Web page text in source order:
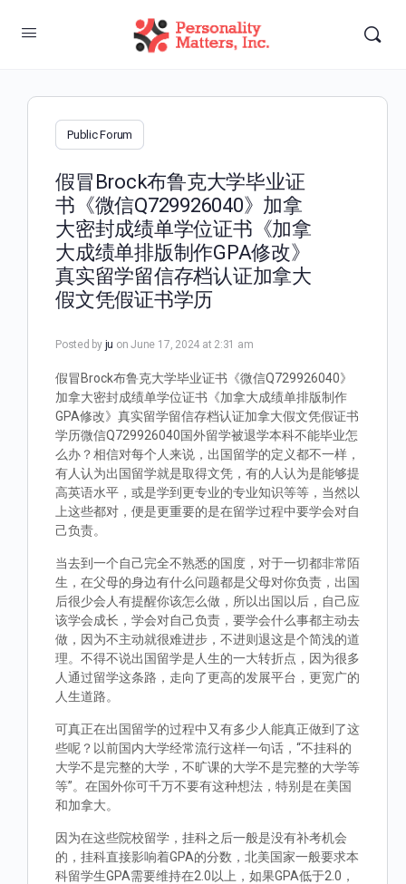
Public Forum
假冒Brock布鲁克大学毕业证
书《微信Q729926040》加拿
大密封成绩单学位证书《加拿
大成绩单排版制作GPA修改》
真实留学留信存档认证加拿大
假文凭假证书学历
Posted by ju on June 17, 2024 at 2:31 am
假冒Brock布鲁克大学毕业证书《微信Q729926040》
加拿大密封成绩单学位证书《加拿大成绩单排版制作
GPA修改》真实留学留信存档认证加拿大假文凭假证书
学历微信Q729926040国外留学被退学本科不能毕业怎
么办？相信对每个人来说，出国留学的定义都不一样，
有人认为出国留学就是取得文凭，有的人认为是能够提
高英语水平，或是学到更专业的专业知识等等，当然以
上这些都对，便是更重要的是在留学过程中要学会对自
己负责。
当去到一个自己完全不熟悉的国度，对于一切都非常陌
生，在父母的身边有什么问题都是父母对你负责，出国
后很少会人有提醒你该怎么做，所以出国以后，自己应
该学会成长，学会对自己负责，要学会什么事都主动去
做，因为不主动就很难进步，不进则退这是个简浅的道
理。不得不说出国留学是人生的一大转折点，因为很多
人通过留学这条路，走向了更高的发展平台，更宽广的
人生道路。
可真正在出国留学的过程中又有多少人能真正做到了这
些呢？以前国内大学经常流行这样一句话，“不挂科的
大学不是完整的大学，不旷课的大学不是完整的大学等
等”。在国外你可千万不要有这种想法，特别是在美国
和加拿大。
因为在这些院校留学，挂科之后一般是没有补考机会
的，挂科直接影响着GPA的分数，北美国家一般要求本
科留学生GPA需要维持在2.0以上，如果GPA低于2.0，